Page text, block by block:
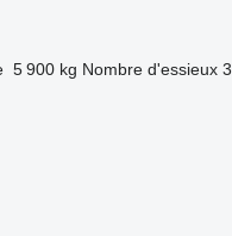
5 900 kg Nombre d'essieux 3